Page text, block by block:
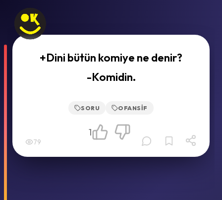
+Dini bütün komiye ne denir?
-Komidin.
SORU OFANSIF
79
1